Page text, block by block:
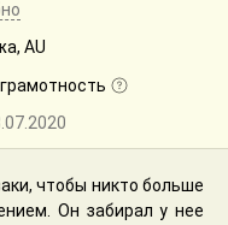
AU
чтобы никто больше
Он забирал у нее